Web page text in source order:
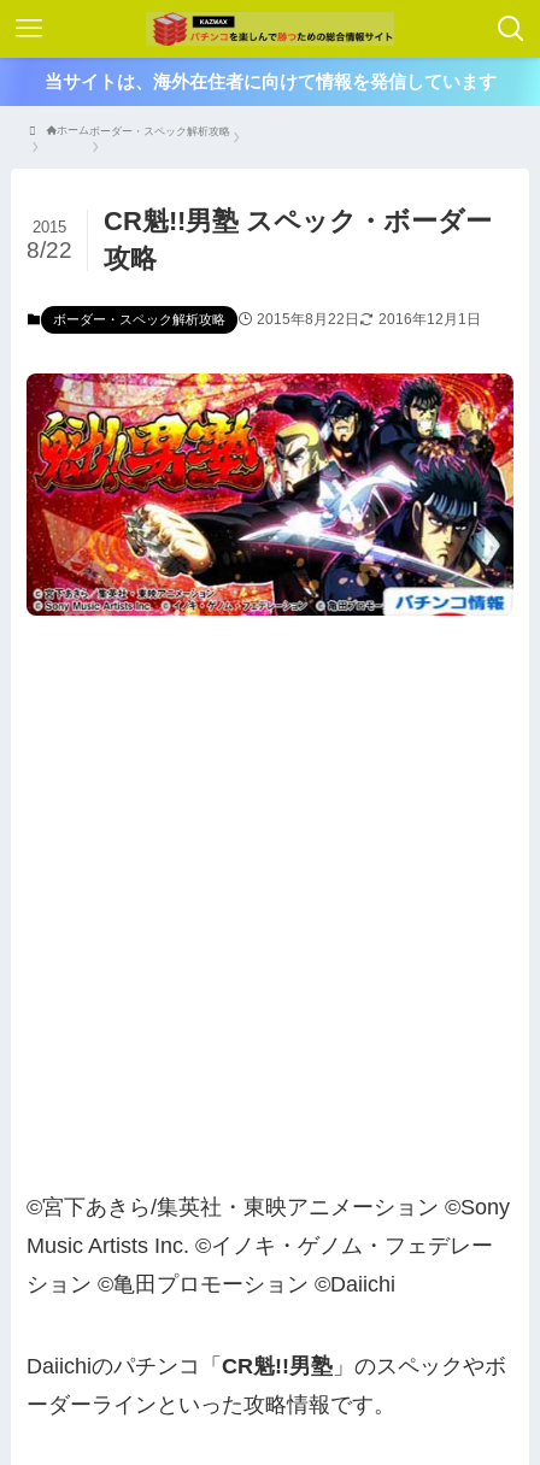
当サイトは、海外在住者に向けて情報を発信しています
ホームボーダー・スペック解析攻略
CR魁!!男塾 スペック・ボーダー
攻略
2015
8/22
ボーダー・スペック解析攻略 2015年8月22日 2016年12月1日
©宮下あきら/集英社・東映アニメーション ©Sony
Music Artists Inc. ©イノキ・ゲノム・フェデレー
ション ©亀田プロモーション ©Daiichi
Daiichiのパチンコ「CR魁!!男塾 」のスペックやボ
ーダーラインといった攻略情報です。